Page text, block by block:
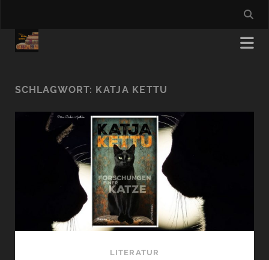
SCHLAGWORT: KATJA KETTU
LITERATUR